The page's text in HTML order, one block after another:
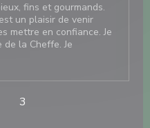
fins et gourmands.
un plaisir de venir
mettre en confiance. Je
la Cheffe. Je
3